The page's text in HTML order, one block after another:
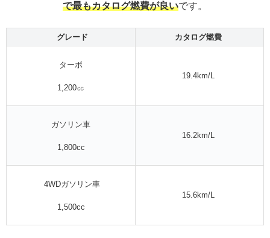
で最もカタログ燃費が良いです。
グレード カタログ燃費
ターボ
1,200㏄
19.4km/L
ガソリン車
1,800cc
16.2km/L
4WDガソリン車
1,500cc
15.6km/L